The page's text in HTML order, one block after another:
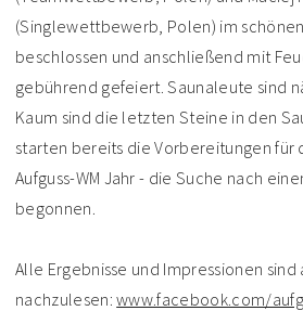
(Singlewettbewerb, Polen) im
beschlossen und anschließend mit
gebührend gefeiert. Saunaleute sind
Kaum sind die letzten Steine in den
starten bereits die Vorbereitungen für
Aufguss-WM Jahr - die Suche nach
begonnen.
Alle Ergebnisse und Impressionen
nachzulesen:www.facebook.com/